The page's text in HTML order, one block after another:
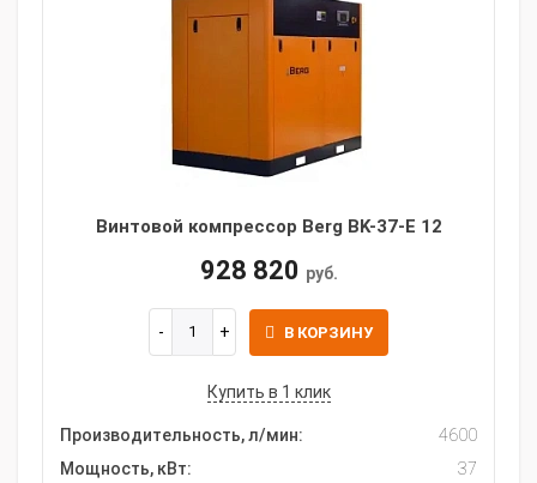
Винтовой компрессор Berg BK-37-E 12
928 820 руб.
В КОРЗИНУ
Купить в 1 клик
Производительность, л/мин:
4600
Мощность, кВт:
37